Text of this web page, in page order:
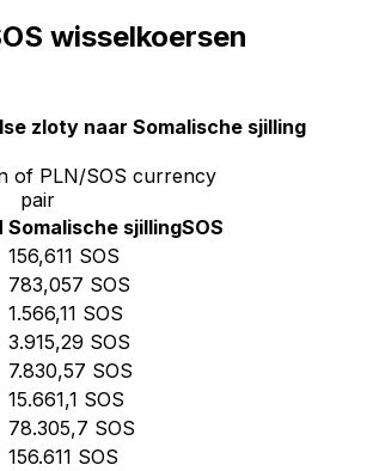
wisselkoersen
zloty naar Somalische sjilling
of PLN/SOS currency
pair
Somalische sjillingSOS
156,611 SOS
783,057 SOS
1.566,11 SOS
3.915,29 SOS
7.830,57 SOS
15.661,1 SOS
78.305,7 SOS
156.611 SOS